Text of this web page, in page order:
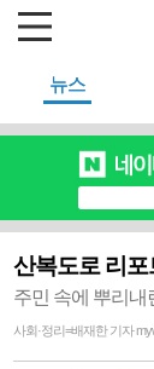
뉴스
산복도로 리포
주민 속에 뿌리내
사회·정리=배재한 기자